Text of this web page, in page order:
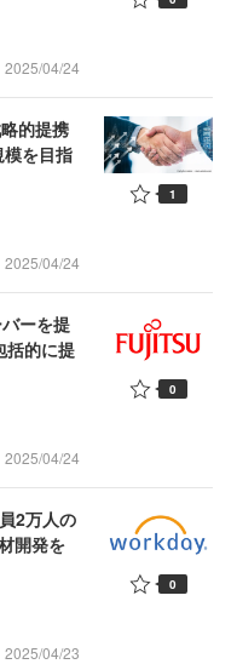
2025/04/24
的提携
を目指
2025/04/24
1
ーを提
的に提
2025/04/24
0
2万人の
開発を
2025/04/23
0